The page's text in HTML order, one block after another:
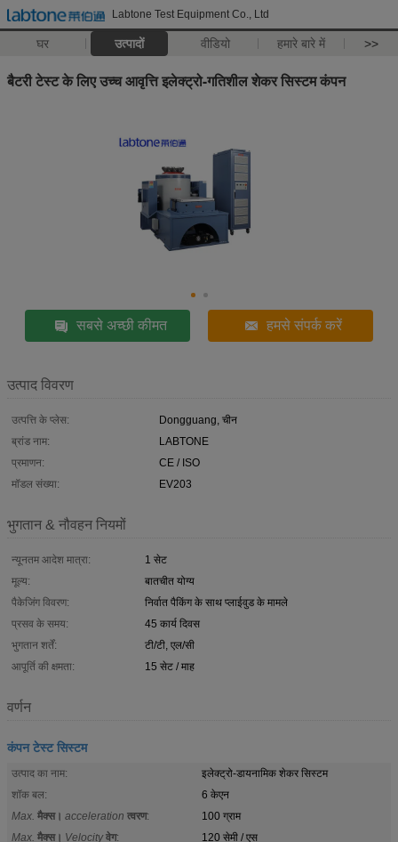
Labtone Test Equipment Co., Ltd
घर उत्पादों वीडियो हमारे बारे में >>
बैटरी टेस्ट के लिए उच्च आवृत्ति इलेक्ट्रो-गतिशील शेकर सिस्टम कंपन
सबसे अच्छी कीमत हमसे संपर्क करें
उत्पाद विवरण
उत्पत्ति के प्लेस:
Dongguang, चीन
ब्रांड नाम:
LABTONE
प्रमाणन:
CE / ISO
मॉडल संख्या:
EV203
भुगतान & नौवहन नियमों
न्यूनतम आदेश मात्रा:
1 सेट
मूल्य:
बातचीत योग्य
पैकेजिंग विवरण:
निर्वात पैकिंग के साथ प्लाईवुड के मामले
प्रसव के समय:
45 कार्य दिवस
भुगतान शर्तें:
टी/टी, एल/सी
आपूर्ति की क्षमता:
15 सेट / माह
वर्णन
कंपन टेस्ट सिस्टम
उत्पाद का नाम:
इलेक्ट्रो-डायनामिक शेकर सिस्टम
शॉक बल:
6 केएन
Max. मैक्स। acceleration त्वरण:
100 ग्राम
Max. मैक्स। Velocity वेग:
120 सेमी / एस